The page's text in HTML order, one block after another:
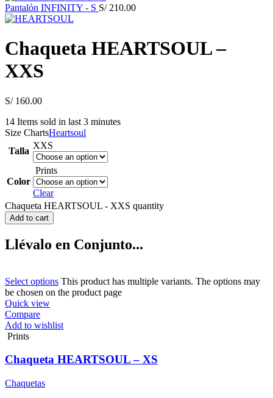
Pantalón INFINITY - S S/210.00
Chaqueta HEARTSOUL –
XXS
S/160.00
14 Items sold in last 3 minutes
Size ChartsHeartsoul
Talla
XXS
Color
Prints
Clear
Chaqueta HEARTSOUL - XXS quantity
Add to cart
Llévalo en Conjunto...
Select options This product has multiple variants. The options may
be chosen on the product page
Quick view
Compare
Add to wishlist
Prints
Chaqueta HEARTSOUL – XS
Chaquetas